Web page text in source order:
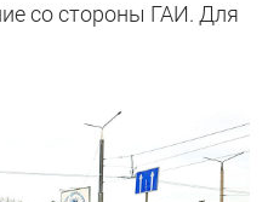
со стороны ГАИ. Для